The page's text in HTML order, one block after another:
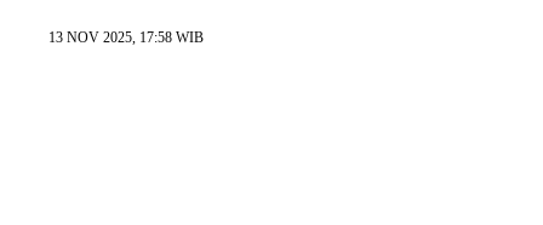
13 NOV 2025, 17:58 WIB